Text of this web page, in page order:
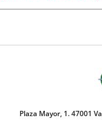
Plaza Mayor, 1. 47001